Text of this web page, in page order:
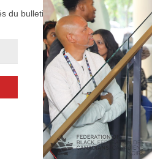
du bulletin